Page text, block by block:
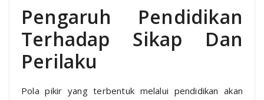
Pengaruh Pendidikan
Terhadap Sikap Dan
Perilaku
Pola pikir yang terbentuk melalui pendidikan akan